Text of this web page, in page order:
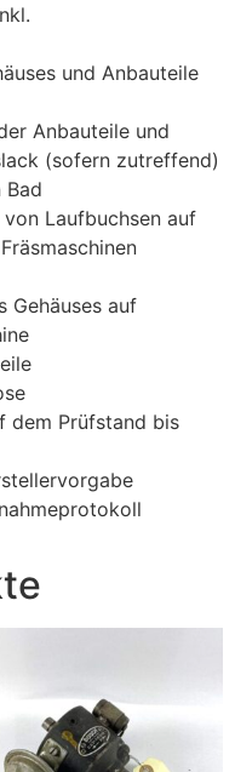
und Anbauteile
Anbauteile und
(sofern zutreffend)
Bad
Laufbuchsen auf
Gehäuses auf
dem Prüfstand bis